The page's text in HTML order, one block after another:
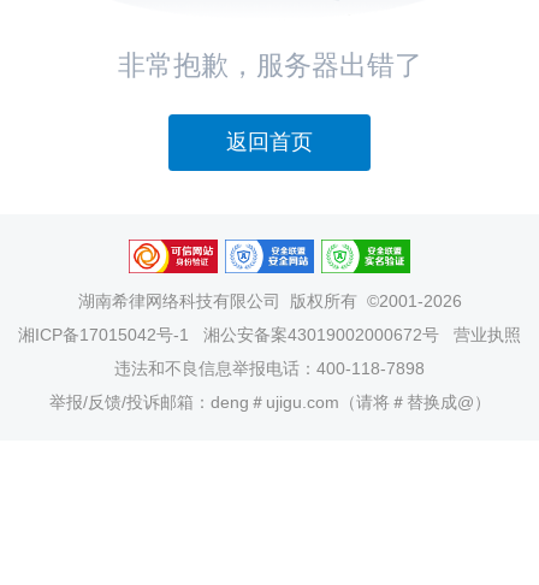
非常抱歉，服务器出错了
返回首页
湖南希律网络科技有限公司
版权所有 ©2001-2026
湘ICP备17015042号-1
湘公安备案43019002000672号
营业执照
违法和不良信息举报电话：400-118-7898
举报/反馈/投诉邮箱：deng＃ujigu.com（请将＃替换成@）